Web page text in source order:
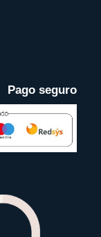
Pago seguro